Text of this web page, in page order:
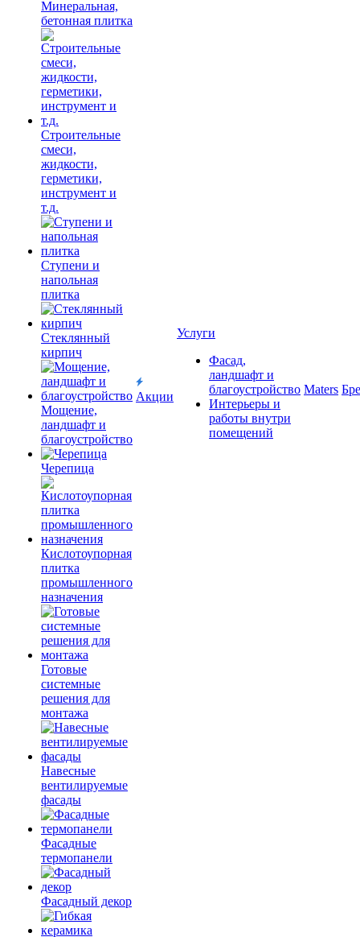
Минеральная,
бетонная плитка
Строительные
смеси,
жидкости,
герметики,
инструмент и
т.д.
Ступени и
напольная
плитка
Cтеклянный
кирпич
Мощение,
ландшафт и
благоустройство
Черепица
Кислотоупорная
плитка
промышленного
назначения
Готовые
системные
решения для
монтажа
Навесные
вентилируемые
фасады
Фасадные
термопанели
Фасадный декор
Акции
Услуги
Фасад,
ландшафт и
благоустройство
Интерьеры и
работы внутри
помещений
Maters